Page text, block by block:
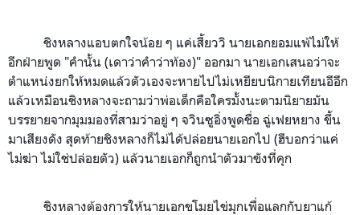
ชิงหลางแอบตกใจน้อย ๆ แค่เสี้ยววิ นายเอกยอมแพ้ไม่ให้
อีกฝ่ายพูด "คำนั้น (เดาว่าคำว่าท้อง)" ออกมา นายเอกเสนอว่าจะ
ตำแหน่งยกให้หมดแล้วตัวเองจะหายไปไม่เหยียบนิกายเทียนอีอีก
แล้วเหมือนชิงหลางจะถามว่าพ่อเด็กคือใครมั้งนะตามนิยายมัน
บรรยายจากมุมมองที่สามว่าอยู่ ๆ จวินซูอิ่งพูดชื่อ ฉู่เฟยหยาง ขึ้น
มาเสียงดัง สุดท้ายชิงหลางก็ไม่ได้ปล่อยนายเอกไป (ฮีบอกว่าแค่
ไม่ฆ่า ไม่ใช่ปล่อยตัว) แล้วนายเอกก็ถูกนำตัวมาขังที่คุก
ชิงหลางต้องการให้นายเอกขโมยไข่มุกเพื่อแลกกับยาแก้